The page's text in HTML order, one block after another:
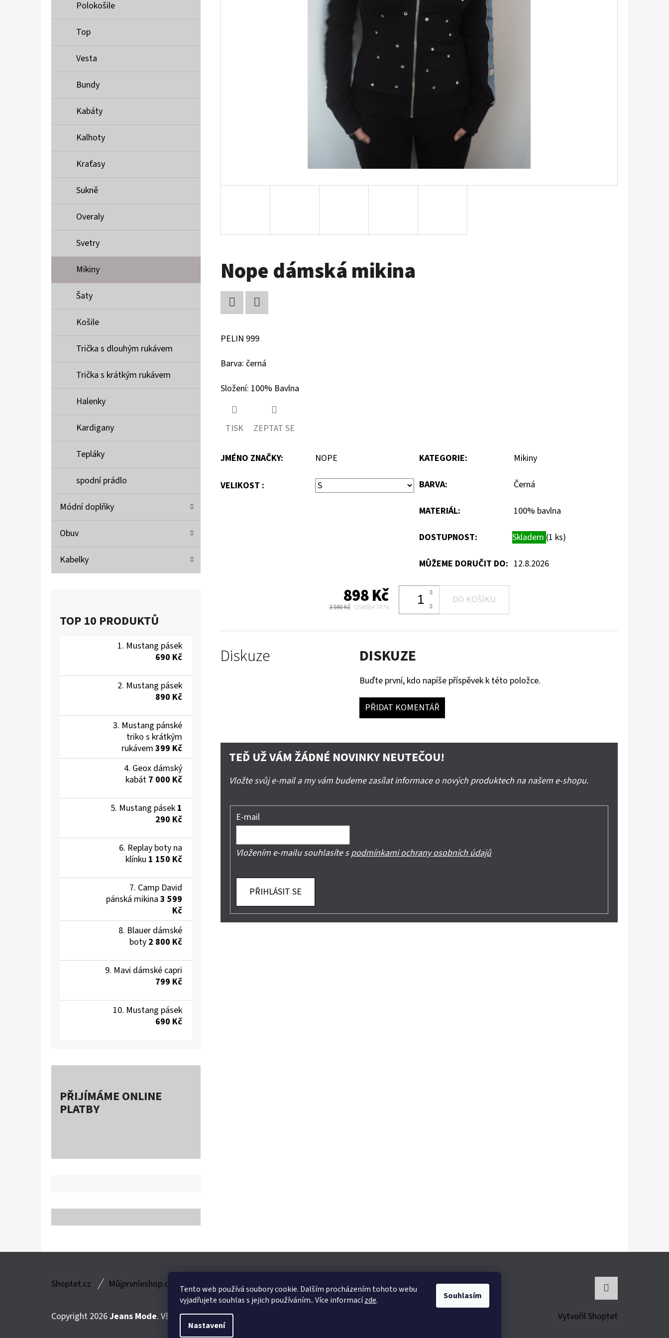
Tento web používá soubory cookie. Dalším procházením tohoto webu
vyjadřujete souhlas s jejich používáním.. Více informacízde.
Nastavení
Souhlasím
Polokošile
Top
Vesta
Bundy
Kabáty
Kalhoty
Kraťasy
Sukně
Overaly
Svetry
Mikiny
Šaty
Košile
Trička s dlouhým rukávem
Trička s krátkým rukávem
Halenky
Kardigany
Tepláky
spodní prádlo
Módní doplňky
Obuv
Kabelky
TOP 10 PRODUKTŮ
Mustang pásek
690 Kč
Mustang pásek
890 Kč
Mustang pánské
triko s krátkým
rukávem 399 Kč
Geox dámský
kabát 7 000 Kč
Mustang pásek 1
290 Kč
Replay boty na
klínku 1 150 Kč
Camp David
pánská mikina 3 599
Kč
Blauer dámské
boty 2 800 Kč
Mavi dámské capri
799 Kč
Mustang pásek
690 Kč
PŘIJÍMÁME ONLINE
PLATBY
Nope dámská mikina
PELIN 999
Barva: černá
Složení: 100% Bavlna
TISK ZEPTAT SE
JMÉNO ZNAČKY: NOPE
VELIKOST :
KATEGORIE: Mikiny
BARVA: Černá
MATERIÁL: 100% bavlna
DOSTUPNOST: Skladem (1 ks)
MŮŽEME DORUČIT DO: 12.8.2026
898 Kč
3 590 Kč Ušetříte 74 %
DO KOŠÍKU
Diskuze DISKUZE
Buďte první, kdo napíše příspěvek k této položce.
PŘIDAT KOMENTÁŘ
TEĎ UŽ VÁM ŽÁDNÉ NOVINKY NEUTEČOU!
Vložte svůj e-mail a my vám budeme zasílat informace o nových produktech na našem e-shopu.
E-mail
Vložením e-mailu souhlasíte spodmínkami ochrany osobních údajů
PŘIHLÁSIT SE
MUSTANG PÁSEK
MUSTANG PÁNSKÉ TRIKO S KRÁTKÝM
RUKÁVEM
Shoptet.cz
Můjprvníeshop.cz
Vytvořil Shoptet
Copyright 2026Jeans Mode. Všechna práva vyhrazena.